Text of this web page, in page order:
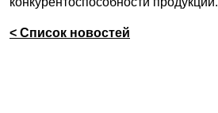
< Список новостей